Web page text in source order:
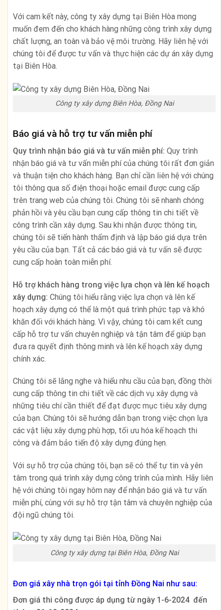
Với cam kết này, công ty xây dựng tại Biên Hòa mong
muốn đem đến cho khách hàng những công trình xây dựng
chất lượng, an toàn và bảo vệ môi trường. Hãy liên hệ với
chúng tôi để được tư vấn và thực hiện các dự án xây dựng
tại Biên Hòa.
Công ty xây dựng Biên Hòa, Đồng Nai
Báo giá và hỗ trợ tư vấn miễn phí
Quy trình nhận báo giá và tư vấn miễn phí: Quy trình
nhận báo giá và tư vấn miễn phí của chúng tôi rất đơn giản
và thuận tiện cho khách hàng. Bạn chỉ cần liên hệ với chúng
tôi thông qua số điện thoại hoặc email được cung cấp
trên trang web của chúng tôi. Chúng tôi sẽ nhanh chóng
phản hồi và yêu cầu bạn cung cấp thông tin chi tiết về
công trình cần xây dựng. Sau khi nhận được thông tin,
chúng tôi sẽ tiến hành thẩm định và lập báo giá dựa trên
yêu cầu của bạn. Tất cả các báo giá và tư vấn sẽ được
cung cấp hoàn toàn miễn phí.
Hỗ trợ khách hàng trong việc lựa chọn và lên kế hoạch
xây dựng: Chúng tôi hiểu rằng việc lựa chọn và lên kế
hoạch xây dựng có thể là một quá trình phức tạp và khó
khăn đối với khách hàng. Vì vậy, chúng tôi cam kết cung
cấp hỗ trợ tư vấn chuyên nghiệp và tận tâm để giúp bạn
đưa ra quyết định thông minh và lên kế hoạch xây dựng
chính xác.
Chúng tôi sẽ lắng nghe và hiểu nhu cầu của bạn, đồng thời
cung cấp thông tin chi tiết về các dịch vụ xây dựng và
những tiêu chí cần thiết để đạt được mục tiêu xây dựng
của bạn. Chúng tôi sẽ hướng dẫn bạn trong việc chọn lựa
các vật liệu xây dựng phù hợp, tối ưu hóa kế hoạch thi
công và đảm bảo tiến độ xây dựng đúng hẹn.
Với sự hỗ trợ của chúng tôi, bạn sẽ có thể tự tin và yên
tâm trong quá trình xây dựng công trình của mình. Hãy liên
hệ với chúng tôi ngay hôm nay để nhận báo giá và tư vấn
miễn phí, cùng với sự hỗ trợ tận tâm và chuyên nghiệp của
đội ngũ chúng tôi.
Công ty xây dựng tại Biên Hòa, Đồng Nai
Đơn giá xây nhà trọn gói tại tỉnh Đồng Nai như sau:
Đơn giá thi công được áp dụng từ ngày 1-6-2024 đến